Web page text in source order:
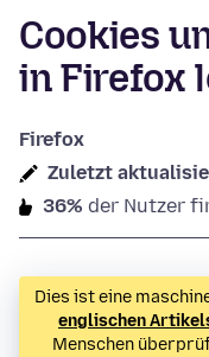
Cookies
in Firefox
Firefox
Zuletzt
36% der Nutzer
Dies ist eine
englischen
Menschen